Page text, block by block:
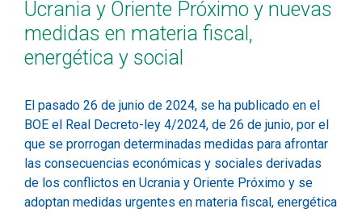
Ucrania y Oriente Próximo y nuevas
medidas en materia fiscal,
energética y social
El pasado 26 de junio de 2024, se ha publicado en el
BOE el Real Decreto-ley 4/2024, de 26 de junio, por el
que se prorrogan determinadas medidas para afrontar
las consecuencias económicas y sociales derivadas
de los conflictos en Ucrania y Oriente Próximo y se
adoptan medidas urgentes en materia fiscal, energética